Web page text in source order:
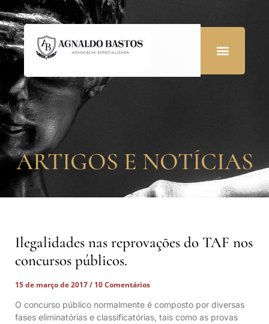
ARTIGOS E NOTÍCIAS
Ilegalidades nas reprovações do TAF nos
concursos públicos.
15 de março de 2017
10 Comentários
O concurso público normalmente é composto por diversas
fases eliminatórias e classificatórias, tais como as provas